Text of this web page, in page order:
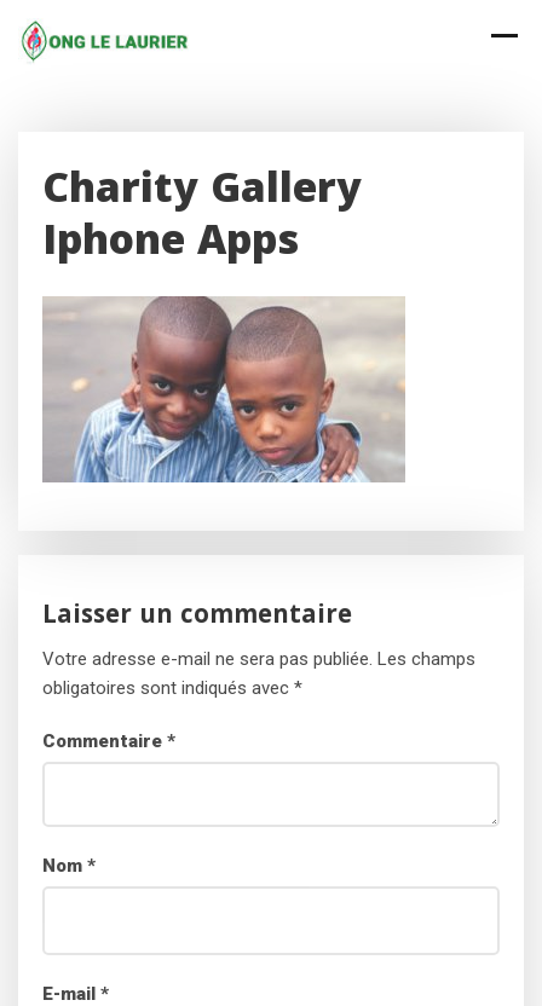
content
Charity Gallery
Iphone Apps
Laisser un commentaire
Votre adresse e-mail ne sera pas publiée. Les champs
obligatoires sont indiqués avec *
Commentaire *
Nom *
E-mail *